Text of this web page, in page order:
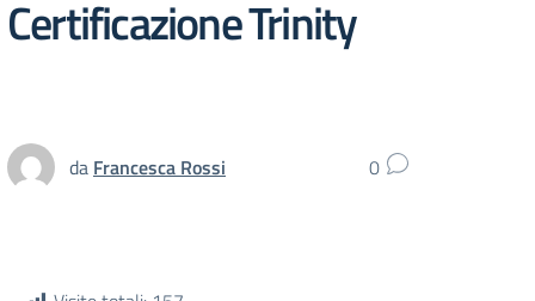
Certificazione Trinity
da Francesca Rossi 0